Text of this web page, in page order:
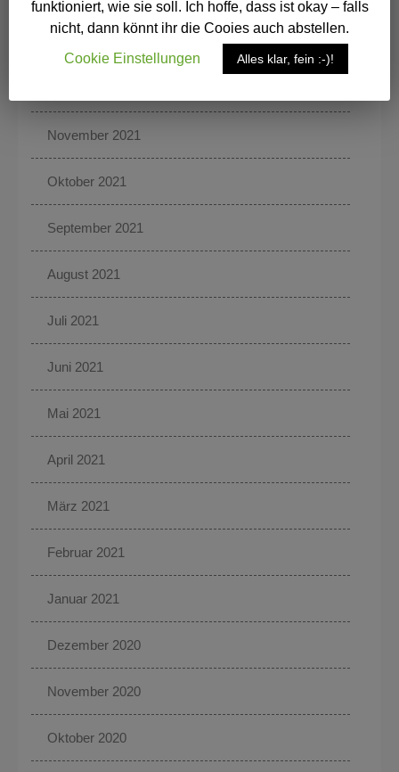
November 2021
Oktober 2021
September 2021
August 2021
Juli 2021
Juni 2021
Mai 2021
April 2021
März 2021
Februar 2021
Januar 2021
Dezember 2020
November 2020
Oktober 2020
funktioniert, wie sie soll. Ich hoffe, dass ist okay – falls
nicht, dann könnt ihr die Cooies auch abstellen.
Cookie Einstellungen
Alles klar, fein :-)!